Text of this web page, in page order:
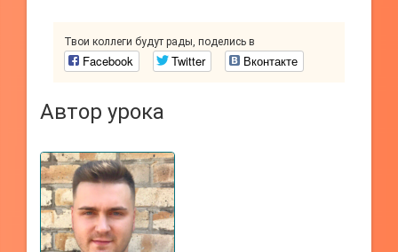
Твои коллеги будут рады, поделись в
Facebook Twitter Вконтакте
Автор урока